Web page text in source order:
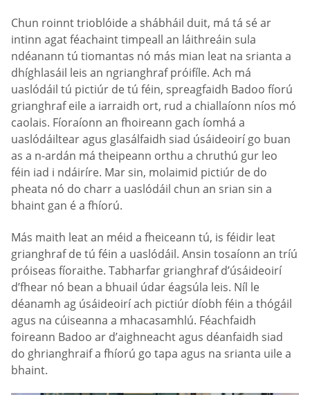
Chun roinnt trioblóide a shábháil duit, má tá sé ar
intinn agat féachaint timpeall an láithreáin sula
ndéanann tú tiomantas nó más mian leat na srianta a
dhíghlasáil leis an ngrianghraf próifíle. Ach má
uaslódáil tú pictiúr de tú féin, spreagfaidh Badoo fíorú
grianghraf eile a iarraidh ort, rud a chiallaíonn níos mó
caolais. Fíoraíonn an fhoireann gach íomhá a
uaslódáiltear agus glasálfaidh siad úsáideoirí go buan
as a n-ardán má theipeann orthu a chruthú gur leo
féin iad i ndáiríre. Mar sin, molaimid pictiúr de do
pheata nó do charr a uaslódáil chun an srian sin a
bhaint gan é a fhíorú.
Más maith leat an méid a fheiceann tú, is féidir leat
grianghraf de tú féin a uaslódáil. Ansin tosaíonn an tríú
próiseas fíoraithe. Tabharfar grianghraf d’úsáideoirí
d’fhear nó bean a bhuail údar éagsúla leis. Níl le
déanamh ag úsáideoirí ach pictiúr díobh féin a thógáil
agus na cúiseanna a mhacasamhlú. Féachfaidh
foireann Badoo ar d’aighneacht agus déanfaidh siad
do ghrianghraif a fhíorú go tapa agus na srianta uile a
bhaint.